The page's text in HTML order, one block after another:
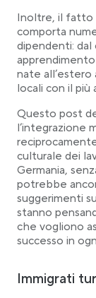
Turchi e
Ristoranti
Anatolia
Ristorante
Fabbrica di
Inoltre, il fatto
comporta
dipendenti: dal
nate
locali con il più
Questo post
l’integrazione
culturale dei
Germania,
potrebbe
suggerimenti
stanno
che vogliono
successo in
Immigrati